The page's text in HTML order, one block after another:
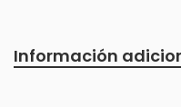
Información